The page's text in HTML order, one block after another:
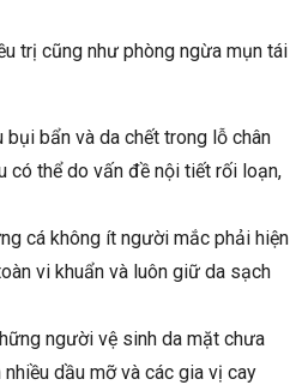
trị cũng như phòng ngừa mụn tái
bẩn và da chết trong lỗ chân
có thể do vấn đề nội tiết rối loạn,
cá không ít người mắc phải hiện
vi khuẩn và luôn giữ da sạch
người vệ sinh da mặt chưa
dầu mỡ và các gia vị cay